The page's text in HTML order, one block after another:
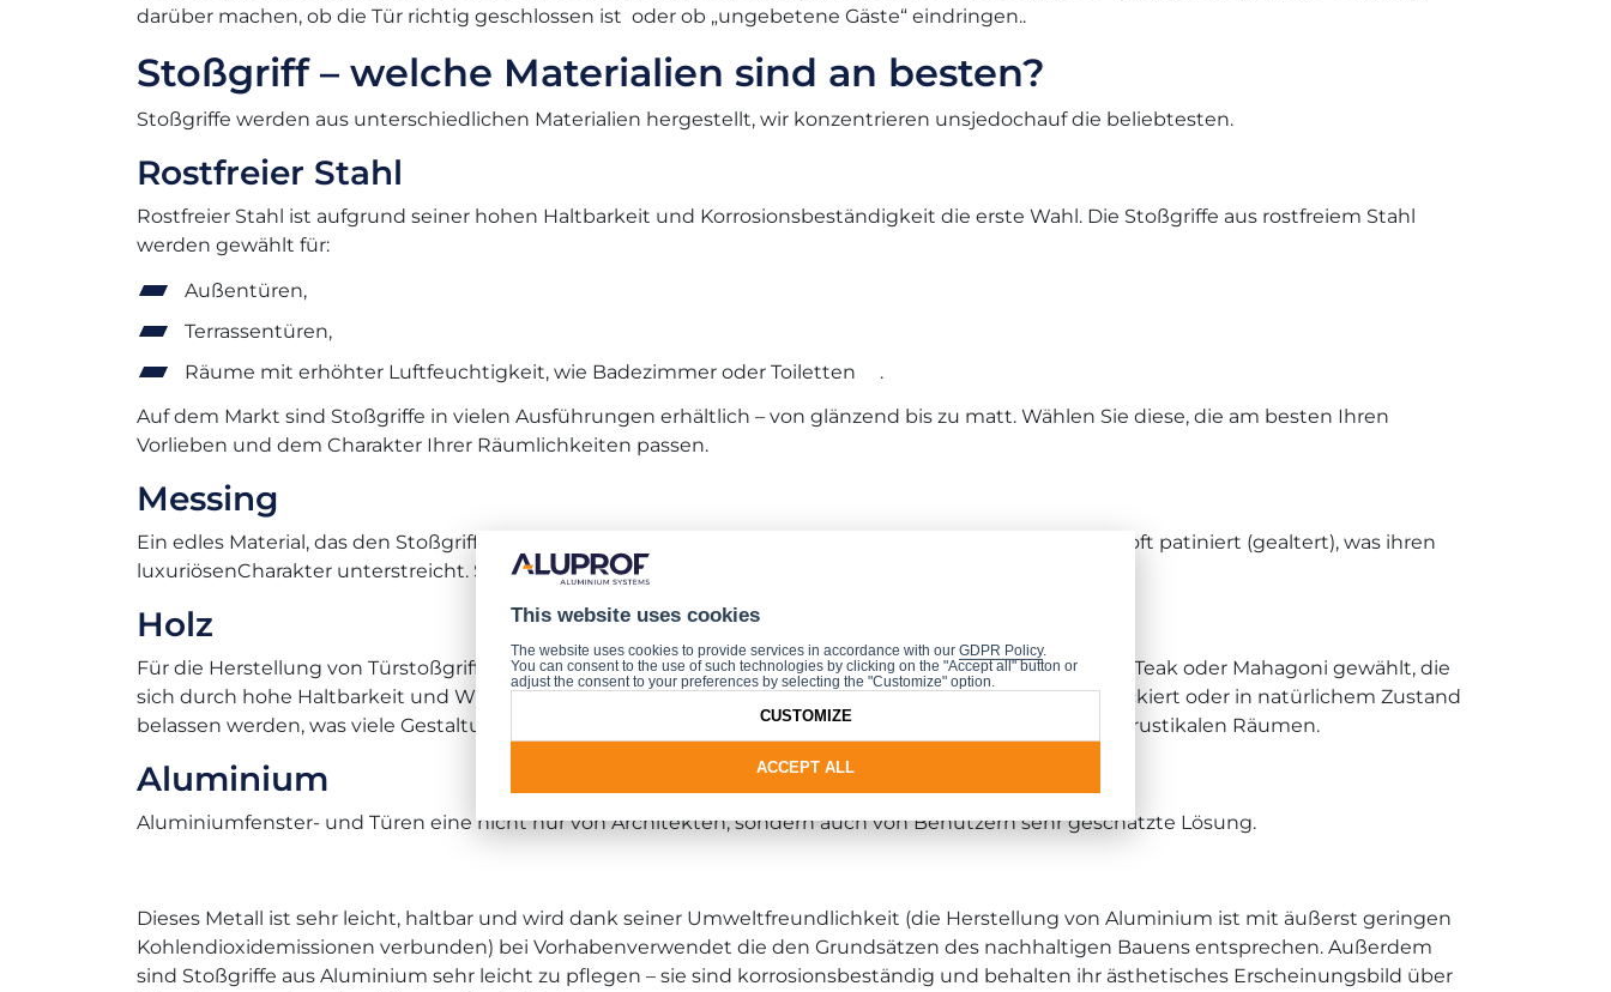
darüber machen, ob die Tür richtig geschlossen ist oder ob „ungebetene Gäste“ eindringen..
Stoßgriff – welche Materialien sind an besten?
Stoßgriffe werden aus unterschiedlichen Materialien hergestellt, wir konzentrieren unsjedochauf die beliebtesten.
Rostfreier Stahl
Rostfreier Stahl ist aufgrund seiner hohen Haltbarkeit und Korrosionsbeständigkeit die erste Wahl. Die Stoßgriffe aus rostfreiem Stahl
werden gewählt für:
Außentüren,
Terrassentüren,
Räume mit erhöhter Luftfeuchtigkeit, wie Badezimmer oder Toiletten .
Auf dem Markt sind Stoßgriffe in vielen Ausführungen erhältlich – von glänzend bis zu matt. Wählen Sie diese, die am besten Ihren
Vorlieben und dem Charakter Ihrer Räumlichkeiten passen.
Messing
Ein edles Material, das den Stoßgriffen ein elegantes Aussehen verleiht. Stoßgriffe aus Messing werden oft patiniert (gealtert), was ihren
luxuriösenCharakter unterstreicht. Sie eignen sich ideal für klassische und Retro-Innenräume..
Holz
Für die Herstellung von Türstoßgriffen aus diesem Material werden am häufigsten exotische Hölzer wie Teak oder Mahagoni gewählt, die
sich durch hohe Haltbarkeit und Widerstandsfähigkeit gegen Feuchtigkeit auszeichnen. Sie können lackiert oder in natürlichem Zustand
belassen werden, was viele Gestaltungsmöglichkeiten bietet. Stoßgriffe aus Holz passen sehr gut zu rustikalen Räumen.
Aluminium
Aluminiumfenster- und Türen eine nicht nur von Architekten, sondern auch von Benutzern sehr geschätzte Lösung.
Dieses Metall ist sehr leicht, haltbar und wird dank seiner Umweltfreundlichkeit (die Herstellung von Aluminium ist mit äußerst geringen
Kohlendioxidemissionen verbunden) bei Vorhabenverwendet die den Grundsätzen des nachhaltigen Bauens entsprechen. Außerdem
sind Stoßgriffe aus Aluminium sehr leicht zu pflegen – sie sind korrosionsbeständig und behalten ihr ästhetisches Erscheinungsbild über
This website uses cookies
The website uses cookies to provide services in accordance with our GDPR Policy.
You can consent to the use of such technologies by clicking on the "Accept all" button or
adjust the consent to your preferences by selecting the "Customize" option.
ACCEPT ALL
CUSTOMIZE